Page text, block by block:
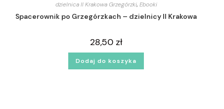
dzielnica II Krakowa Grzegórzki, Ebooki
Spacerownik po Grzegórzkach – dzielnicy II Krakowa
28,50 zł
Dodaj do koszyka